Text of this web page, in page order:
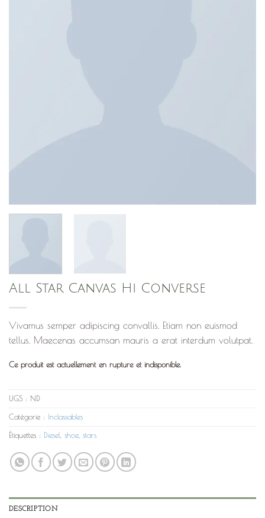
All Star Canvas Hi Converse
Vivamus semper adipiscing convallis. Etiam non euismod
tellus. Maecenas accumsan mauris a erat interdum volutpat.
Ce produit est actuellement en rupture et indisponible.
UGS : ND
Catégorie : Inclassables
Étiquettes : Diesel, shoe, stars
DESCRIPTION